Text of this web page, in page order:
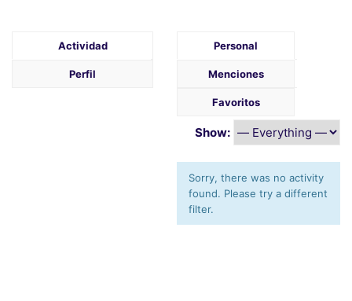
Actividad
Perfil
Personal
Menciones
Favoritos
Show:
Sorry, there was no activity
found. Please try a different
filter.